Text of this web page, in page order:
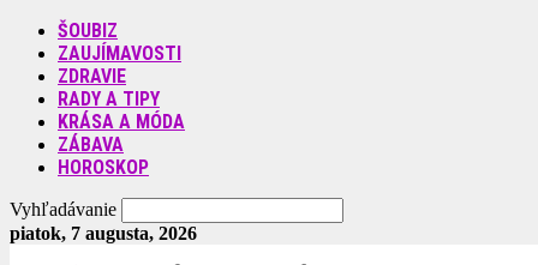
ŠOUBIZ
ZAUJÍMAVOSTI
ZDRAVIE
RADY A TIPY
KRÁSA A MÓDA
ZÁBAVA
HOROSKOP
Vyhľadávanie
piatok, 7 augusta, 2026